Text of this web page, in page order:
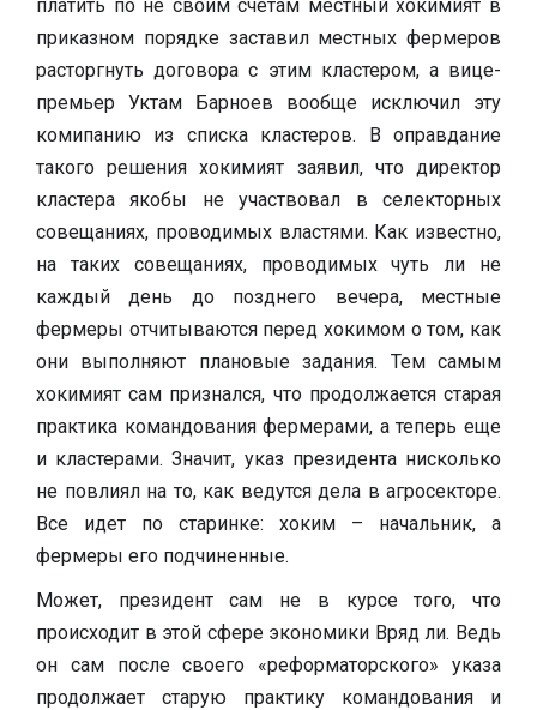
платить по не своим счетам местный хокимият в
приказном порядке заставил местных фермеров
расторгнуть договора с этим кластером, а вице-
премьер Уктам Барноев вообще исключил эту
комипанию из списка кластеров. В оправдание
такого решения хокимият заявил, что директор
кластера якобы не участвовал в селекторных
совещаниях, проводимых властями. Как известно,
на таких совещаниях, проводимых чуть ли не
каждый день до позднего вечера, местные
фермеры отчитываются перед хокимом о том, как
они выполняют плановые задания. Тем самым
хокимият сам признался, что продолжается старая
практика командования фермерами, а теперь еще
и кластерами. Значит, указ президента нисколько
не повлиял на то, как ведутся дела в агросекторе.
Все идет по старинке: хоким – начальник, а
фермеры его подчиненные.
Может, президент сам не в курсе того, что
происходит в этой сфере экономики Вряд ли. Ведь
он сам после своего «реформаторского» указа
продолжает старую практику командования и